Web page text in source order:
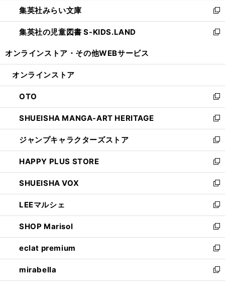
く
で
開
く
ド
ウ
で
ィ
ン
ド
開
集英社みらい文庫
新
し
い
ン
ウ
で
開
く
集英社の児童図書 S-KIDS.LAND
新
ウ
ン
ド
ウ
で
開
く
オンラインストア・ その他WEBサービス
オンラインストア
OTO
新
し
い
ウ
ィ
ン
ド
ウ
で
開
く
SHUEISHA MANGA-ART HERITAGE
新
し
い
ウ
ィ
ン
ド
ウ
で
開
く
ジャンプキャラクターズストア
新
し
い
ウ
ィ
ン
ド
ウ
で
開
く
HAPPY PLUS STORE
新
し
い
ウ
ィ
ン
ド
ウ
で
開
く
SHUEISHA VOX
新
し
い
ウ
ィ
ン
ド
ウ
で
開
LEEマルシェ
新
し
い
ウ
ィ
ン
ド
ウ
SHOP Marisol
新
し
い
ウ
ィ
ン
eclat premium
新
し
い
ウ
mirabella
新
し